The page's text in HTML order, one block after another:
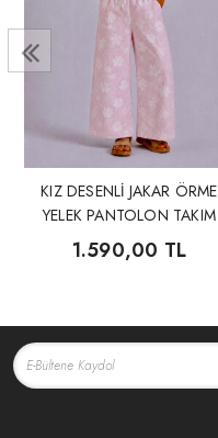
KIZ DESENLİ JAKAR ÖRME
YELEK PANTOLON TAKIM
1.590,00 TL